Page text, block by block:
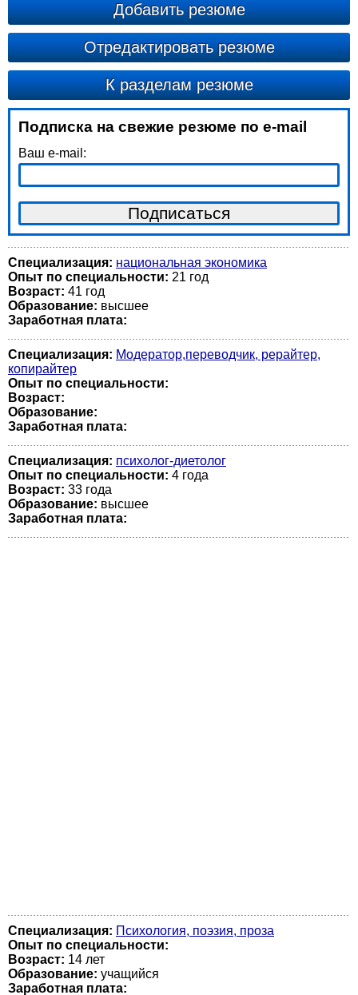
Добавить резюме
Отредактировать резюме
К разделам резюме
Подписка на свежие резюме по e-mail
Ваш e-mail:
Специализация: национальная экономика
Опыт по специальности: 21 год
Возраст: 41 год
Образование: высшее
Заработная плата:
Специализация: Модератор,переводчик, рерайтер,
копирайтер
Опыт по специальности:
Возраст:
Образование:
Заработная плата:
Специализация: психолог-диетолог
Опыт по специальности: 4 года
Возраст: 33 годa
Образование: высшее
Заработная плата:
Специализация: Психология, поэзия, проза
Опыт по специальности:
Возраст: 14 лет
Образование: учащийся
Заработная плата: